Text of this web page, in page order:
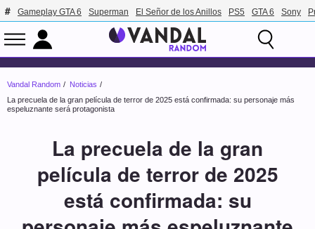
Gameplay GTA 6 Superman El Señor de los Anillos PS5 GTA 6 Sony
Vandal Random
Noticias
La precuela de la gran película de terror de 2025 está confirmada: su personaje más
espeluznante será protagonista
La precuela de la gran
película de terror de 2025
está confirmada: su